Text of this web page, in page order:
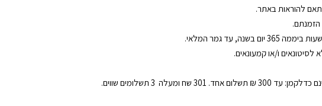
להוראות באתר.
הזמנתם.
לסיטונאים ו/או קמעונאים.
ומעלה 3 תשלומים שווים.